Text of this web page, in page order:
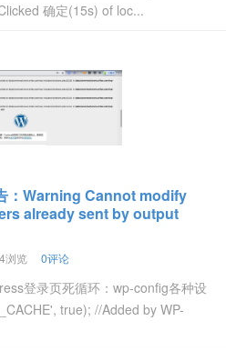
确定(15s) of loc...
：Warning Cannot modify
already sent by output
浏览 0评论
登录页死循环：wp-config各种设
true); //Added by WP-